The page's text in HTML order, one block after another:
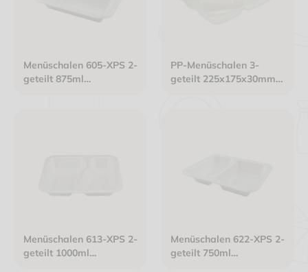
Menüschalen 605-XPS 2-
geteilt 875ml
PP-Menüschalen 3-
geteilt 225x175x30mm
Menüschalen 613-XPS 2-
geteilt 1000ml
Menüschalen 622-XPS 2-
geteilt 750ml